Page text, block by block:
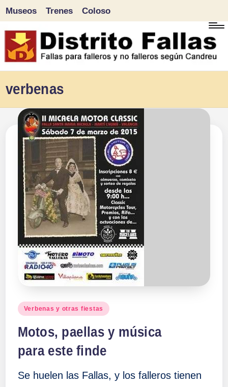
Saltar
al
Museos Trenes Coloso
verbenas
Publicado
Verbenas y otras fiestas
Motos, paellas y música
para este finde
Se huelen las Fallas, y los falleros tienen